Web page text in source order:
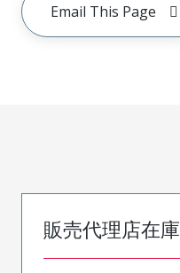
Email This Page
販売代理店在庫